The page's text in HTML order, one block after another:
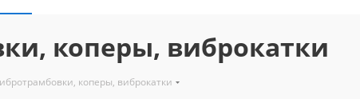
коперы, виброкатки
коперы, виброкатки